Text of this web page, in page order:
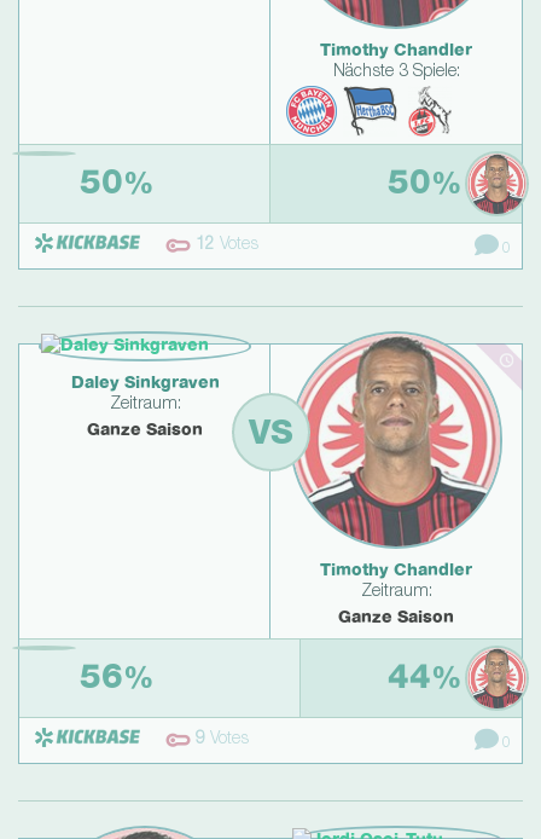
Timothy Chandler
Nächste 3 Spiele:
50% 50%
12 Votes 0
Daley Sinkgraven
Zeitraum:
Ganze Saison
VS
Timothy Chandler
Zeitraum:
Ganze Saison
56% 44%
9 Votes 0